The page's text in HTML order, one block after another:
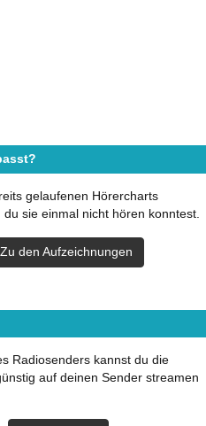
gelaufenen Hörercharts
sie einmal nicht hören konntest.
Zu den Aufzeichnungen
Radiosenders kannst du die
auf deinen Sender streamen